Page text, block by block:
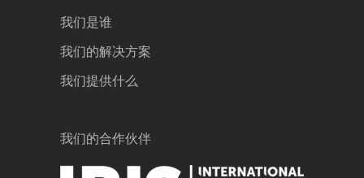
我们是谁
我们的解决方案
我们提供什么
我们的合作伙伴